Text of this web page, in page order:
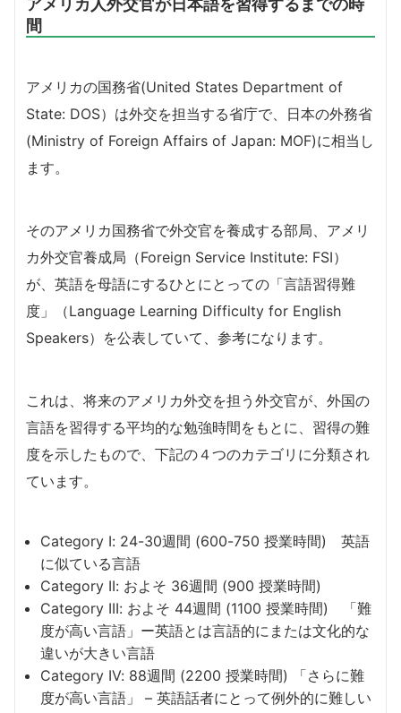
間
アメリカの国務省(United States Department of
State: DOS）は外交を担当する省庁で、日本の外務省
(Ministry of Foreign Affairs of Japan: MOF)に相当し
ます。
そのアメリカ国務省で外交官を養成する部局、アメリ
カ外交官養成局（Foreign Service Institute: FSI）
が、英語を母語にするひとにとっての「言語習得難
度」（Language Learning Difficulty for English
Speakers）を公表していて、参考になります。
これは、将来のアメリカ外交を担う外交官が、外国の
言語を習得する平均的な勉強時間をもとに、習得の難
度を示したもので、下記の４つのカテゴリに分類され
ています。
Category I: 24-30週間 (600-750 授業時間) 英語
に似ている言語
Category II: およそ 36週間 (900 授業時間)
Category III: およそ 44週間 (1100 授業時間) 「難
度が高い言語」ー英語とは言語的にまたは文化的な
違いが大きい言語
Category IV: 88週間 (2200 授業時間) 「さらに難
度が高い言語」 – 英語話者にとって例外的に難しい